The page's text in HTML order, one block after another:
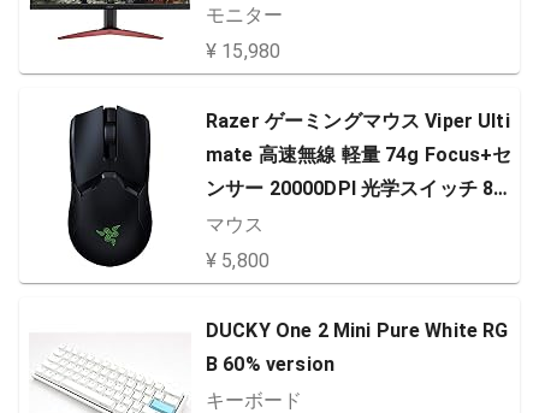
ルHD FreeSync フレームレス HDM
I スピーカー内蔵 ブルーライト軽減
モニター
¥ 15,980
Razer ゲーミングマウス Viper Ulti
mate 高速無線 軽量 74g Focus+セ
ンサー 20000DPI 光学スイッチ 8ボ
タン Chroma【日本正規代理店保
証品】 RZ01-03050200-R3A1
マウス
¥ 5,800
DUCKY One 2 Mini Pure White RG
B 60% version
キーボード